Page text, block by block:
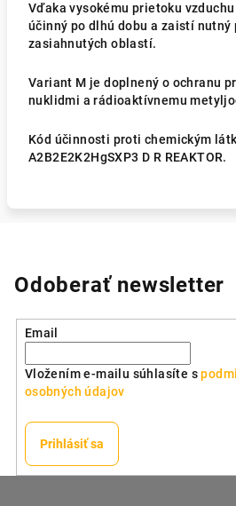
Vďaka vysokému prietoku
účinný po dlhú dobu a zaistí nutný
zasiahnutých oblastí.
Variant M je doplnený o ochranu
nuklidmi a rádioaktívnemu
Kód účinnosti proti chemickým
A2B2E2K2HgSXP3 D R REAKTOR.
Odoberať newsletter
Email
Vložením e-mailu súhlasíte s
osobných údajov
Prihlásiť sa